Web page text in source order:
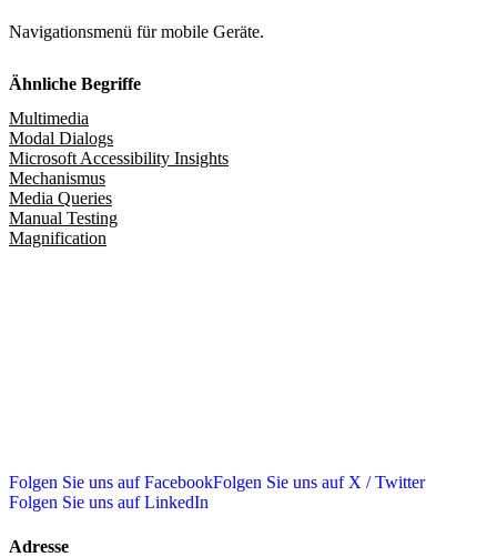
Navigationsmenü für mobile Geräte.
Ähnliche Begriffe
Multimedia
Modal Dialogs
Microsoft Accessibility Insights
Mechanismus
Media Queries
Manual Testing
Magnification
Folgen Sie uns auf FacebookFolgen Sie uns auf X / Twitter
Folgen Sie uns auf LinkedIn
Adresse